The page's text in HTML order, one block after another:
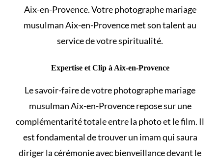
Aix-en-Provence. Votre photographe mariage
musulman Aix-en-Provence met son talent au
service de votre spiritualité.
Expertise et Clip à Aix-en-Provence
Le savoir-faire de votre photographe mariage
musulman Aix-en-Provence repose sur une
complémentarité totale entre la photo et le film. Il
est fondamental detrouver un imamqui saura
diriger la cérémonie avec bienveillance devant le